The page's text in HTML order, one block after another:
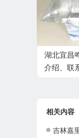
湖北宜昌
介绍、联
相关内容
吉林嘉